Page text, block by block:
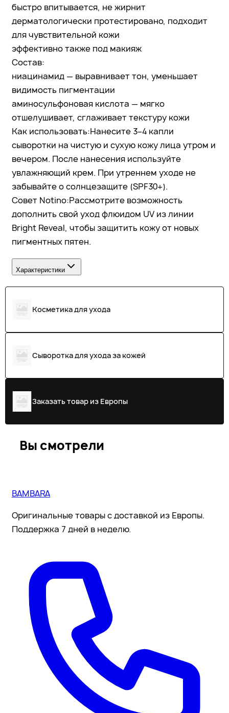
быстро впитывается, не жирнит
дерматологически протестировано, подходит
для чувствительной кожи
эффективно также под макияж
Состав:
ниацинамид — выравнивает тон, уменьшает
видимость пигментации
аминосульфоновая кислота — мягко
отшелушивает, сглаживает текстуру кожи
Как использовать:Нанесите 3–4 капли
сыворотки на чистую и сухую кожу лица утром и
вечером. После нанесения используйте
увлажняющий крем. При утреннем уходе не
забывайте о солнцезащите (SPF30+).
Совет Notino:Рассмотрите возможность
дополнить свой уход флюидом UV из линии
Bright Reveal, чтобы защитить кожу от новых
пигментных пятен.
Характеристики
Косметика для ухода
Сыворотка для ухода за кожей
Заказать товар из Европы
Вы смотрели
BAMBARA
Оригинальные товары с доставкой из Европы.
Поддержка 7 дней в неделю.